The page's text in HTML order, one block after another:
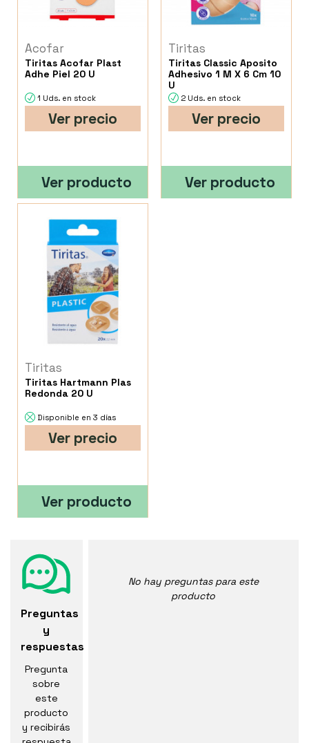
Acofar
Tiritas Acofar Plast
Adhe Piel 20 U
1 Uds. en stock
Ver precio
Ver producto
Tiritas
Tiritas Classic Aposito
Adhesivo 1 M X 6 Cm 10
U
2 Uds. en stock
Ver precio
Ver producto
Tiritas
Tiritas Hartmann Plas
Redonda 20 U
Disponible en 3 días
Ver precio
Ver producto
Preguntas
y
respuestas
Pregunta
sobre
este
producto
y recibirás
No hay preguntas para este
producto